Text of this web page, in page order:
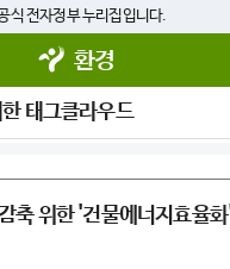
식 전자정부 누리집입니다.
환경
태그클라우드
축 위한 '건물에너지효율화